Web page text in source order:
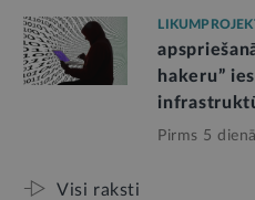
hakeru”
Pirms 5
Visi raksti